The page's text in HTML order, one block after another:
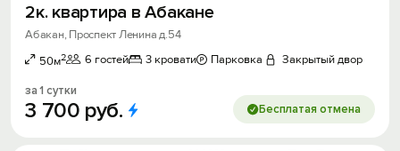
2к. квартира в Абакане
Абакан, Проспект Ленина д.54
50м2 6 гостей 3 кровати Парковка Закрытый двор
за 1 сутки
3 700 руб. Бесплатая отмена